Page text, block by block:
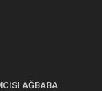
AĞBABA